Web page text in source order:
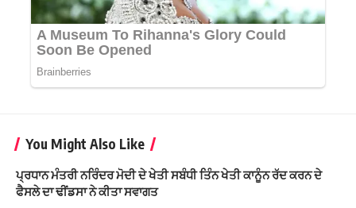
You Might Also Like
ਪ੍ਰਧਾਨ ਮੰਤਰੀ ਨਰਿੰਦਰ ਮੋਦੀ ਦੇ ਖੇਤੀ ਸਬੰਧੀ ਤਿੰਨ ਖੇਤੀ ਕਾਨੂੰਨ ਰੱਦ ਕਰਨ ਦੇ
ਫੈਸਲੇ ਦਾ ਢੀਂਡਸਾ ਨੇ ਕੀਤਾ ਸਵਾਗਤ